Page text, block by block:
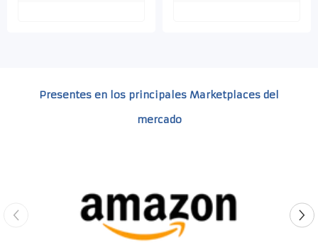
Presentes en los principales Marketplaces del
mercado